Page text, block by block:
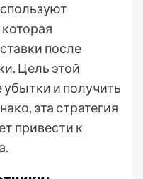
после
Цель этой
убытки и получить
эта стратегия
привести к